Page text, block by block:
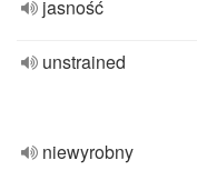
jasność
unstrained
niewyrobny